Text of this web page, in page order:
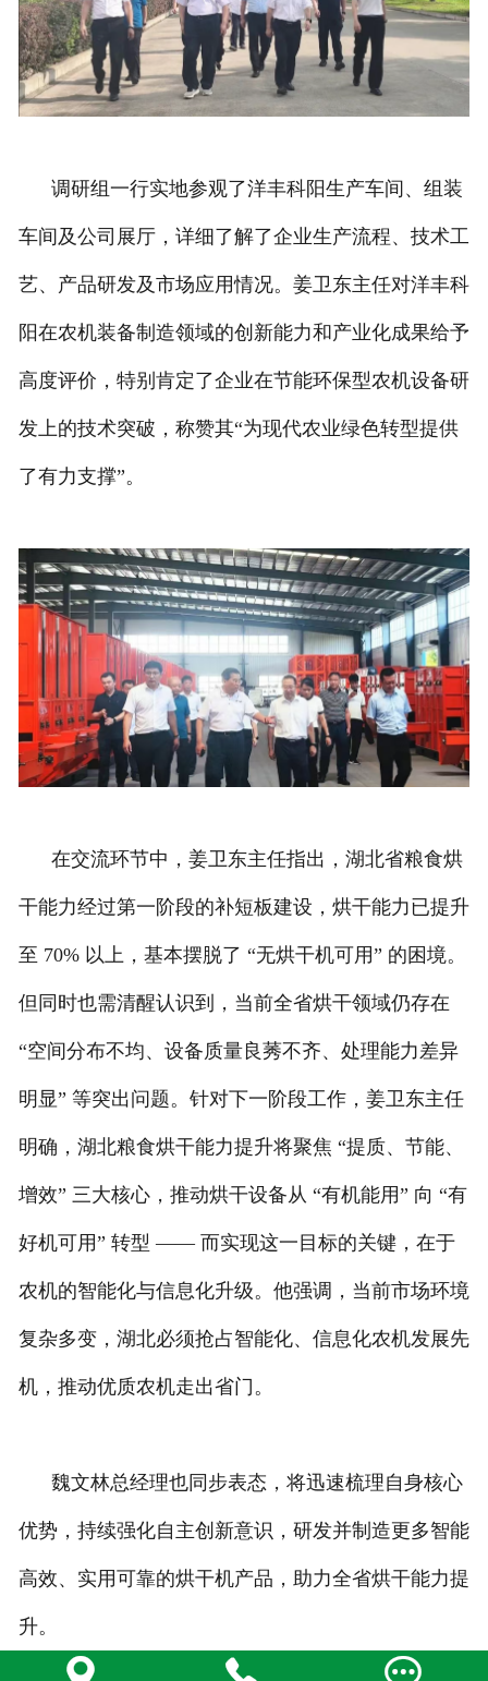
调研组一行实地参观了洋丰科阳生产车间、组装
车间及公司展厅，详细了解了企业生产流程、技术工
艺、产品研发及市场应用情况。姜卫东主任对洋丰科
阳在农机装备制造领域的创新能力和产业化成果给予
高度评价，特别肯定了企业在节能环保型农机设备研
发上的技术突破，称赞其“为现代农业绿色转型提供
了有力支撑”。
在交流环节中，姜卫东主任指出，湖北省粮食烘
干能力经过第一阶段的补短板建设，烘干能力已提升
至 70% 以上，基本摆脱了 “无烘干机可用” 的困境。
但同时也需清醒认识到，当前全省烘干领域仍存在
“空间分布不均、设备质量良莠不齐、处理能力差异
明显” 等突出问题。针对下一阶段工作，姜卫东主任
明确，湖北粮食烘干能力提升将聚焦 “提质、节能、
增效” 三大核心，推动烘干设备从 “有机能用” 向 “有
好机可用” 转型 —— 而实现这一目标的关键，在于
农机的智能化与信息化升级。他强调，当前市场环境
复杂多变，湖北必须抢占智能化、信息化农机发展先
机，推动优质农机走出省门。
魏文林总经理也同步表态，将迅速梳理自身核心
优势，持续强化自主创新意识，研发并制造更多智能
高效、实用可靠的烘干机产品，助力全省烘干能力提
升。
  